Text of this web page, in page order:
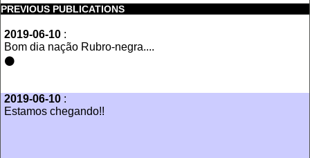
PREVIOUS PUBLICATIONS
2019-06-10 :
‪Bom dia nação Rubro-negra....‬
‪⚫️
2019-06-10 :
Estamos chegando!!